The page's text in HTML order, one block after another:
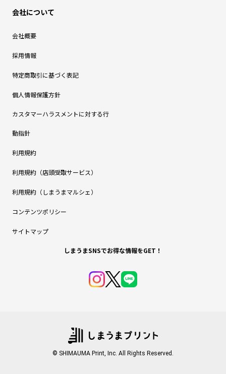
会社について
会社概要
採用情報
特定商取引に基づく表記
個人情報保護方針
カスタマーハラスメントに対する行
動指針
利用規約
利用規約（店頭受取サービス）
利用規約（しまうまマルシェ）
コンテンツポリシー
サイトマップ
しまうまSNSでお得な情報をGET！
© SHIMAUMA Print, Inc. All Rights Reserved.